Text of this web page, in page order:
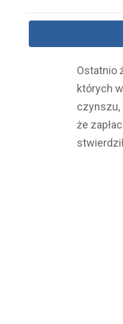
Ostatnio
których
czynszu,
że